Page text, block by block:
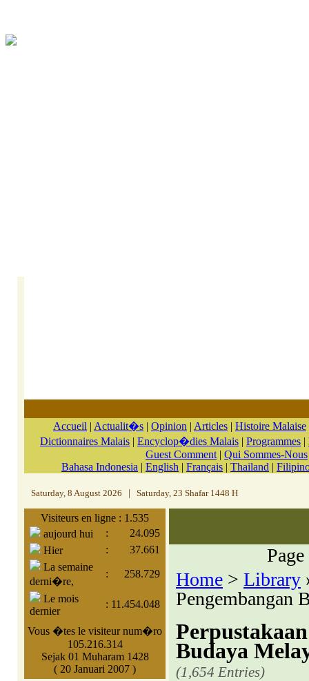
Accueil | Actualit�s | Opinion | Articles | Histoire Malaise
Dictionnaires Malais | Encyclop�dies Malais | Programmes |
Guest Comment | Qui Sommes-Nous
Bahasa Indonesia | English | Français | Thailand |
Saturday, 8 August 2026 Saturday, 23 Shafar 1448 H
Visiteurs en ligne : 1.535
aujourd hui
:
24.095
Hier
:
37.661
La semaine
derni�re,
: 258.729
Le mois
dernier
: 11.454.048
Vous �tes le visiteur num�ro
105.216.314
Sejak 01 Muharam 1428
( 20 Januari 2007 )
Home > Library
Pengembangan
Budaya
(1,654 Entries)